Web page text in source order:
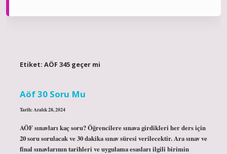
Etiket: AÖF 345 geçer mi
Aöf 30 Soru Mu
Tarih: Aralık 28, 2024
AÖF sınavları kaç soru? Öğrencilere sınava girdikleri her ders için
20 soru sorulacak ve 30 dakika sınav süresi verilecektir. Ara sınav ve
final sınavlarının tarihleri ​​ve uygulama esasları ilgili birimin